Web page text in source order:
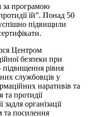
за програмою
їй”. Понад 50
підвищили
Центром
безпеки при
рівня
службовців у
наративів та
протидії
організації
та посилення